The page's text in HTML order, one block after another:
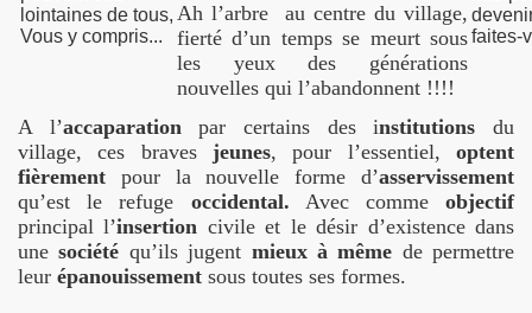
Ah l’arbre
au centre du village,
fierté d’un temps se meurt sous
les yeux des générations
nouvelles qui l’abandonnent !!!!
A l’accaparationpar certains des institutions du
village, ces braves jeunes, pour l’essentiel, optent
fièrement pour la nouvelle forme d’asservissement
qu’est le refuge occidental. Avec comme objectif
principal l’insertion civile et le désir d’existence dans
unesociété qu’ils jugent mieux à même de permettre
leur épanouissement sous toutes ses formes.